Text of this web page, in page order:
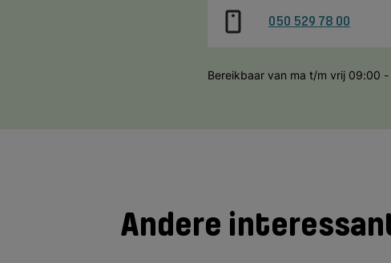
050 529 78 00
Bereikbaar van ma t/m vrij 09:00 -
Andere